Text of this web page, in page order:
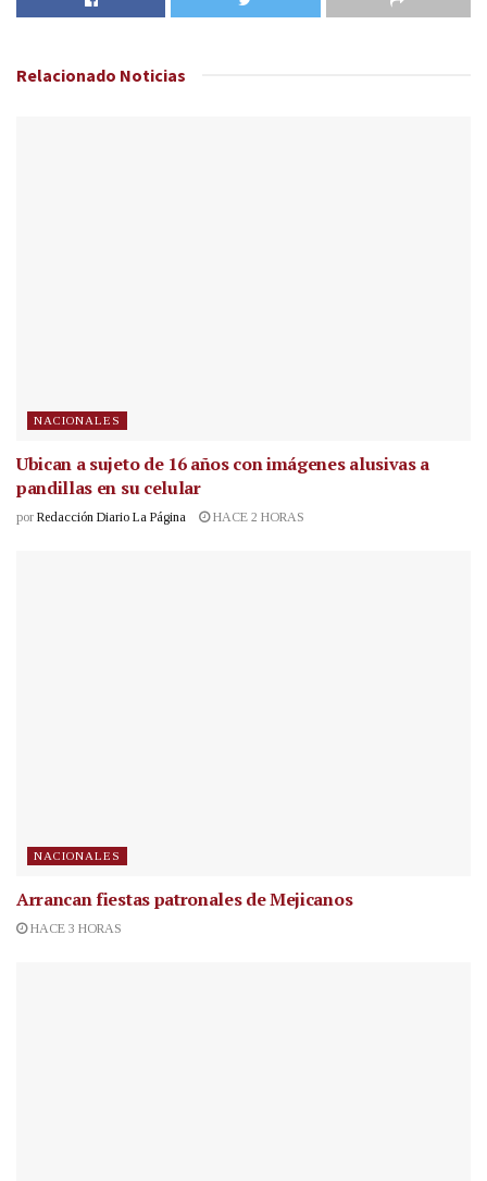
Relacionado Noticias
NACIONALES
Ubican a sujeto de 16 años con imágenes alusivas a
pandillas en su celular
por Redacción Diario La Página HACE 2 HORAS
NACIONALES
Arrancan fiestas patronales de Mejicanos
HACE 3 HORAS